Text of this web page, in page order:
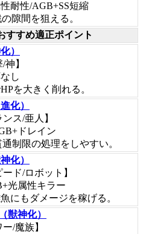
耐性/AGB+SS短縮
隙間を狙える。
すすめ適正ポイント
）
神】
し
を大きく削れる。
化）
ンス/亜人】
ドレイン
制限の処理をしやすい。
化）
ード/ロボット】
光属性キラー
にもダメージを稼げる。
獣神化）
ー/魔族】